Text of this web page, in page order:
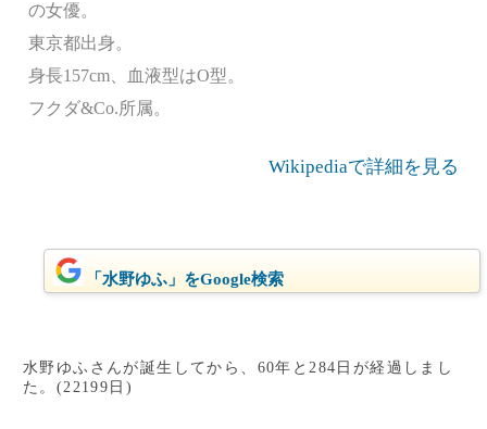
の女優。
東京都出身。
身長157cm、血液型はO型。
フクダ&Co.所属。
Wikipediaで詳細を見る
「水野ゆふ」をGoogle検索
水野ゆふさんが誕生してから、60年と284日が経過しまし
た。(22199日)